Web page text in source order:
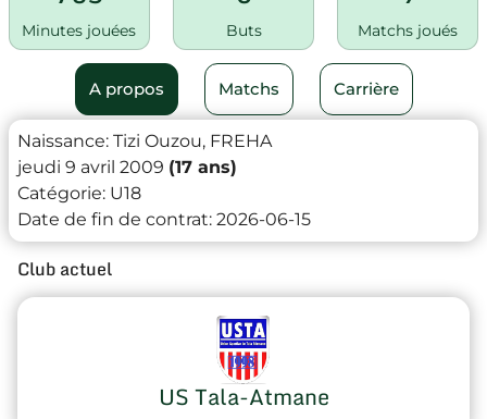
Minutes jouées Buts Matchs joués
A propos Matchs Carrière
Naissance: Tizi Ouzou, FREHA
jeudi 9 avril 2009 (17 ans)
Catégorie: U18
Date de fin de contrat: 2026-06-15
Club actuel
US Tala-Atmane